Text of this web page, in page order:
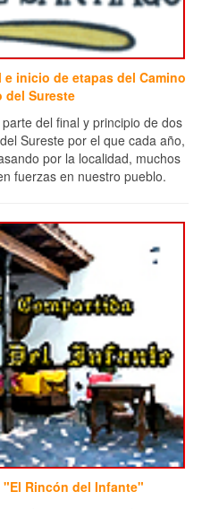
inicio de etapas del Camino
del Sureste
del final y principio de dos
Sureste por el que cada año,
por la localidad, muchos
fuerzas en nuestro pueblo.
"El Rincón del Infante"